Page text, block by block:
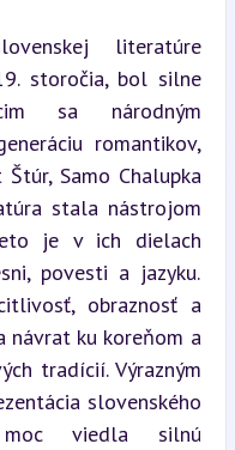
literatúre
storočia, bol silne
sa národným
romantikov,
Samo Chalupka
stala nástrojom
je v ich dielach
povesti a jazyku.
obraznosť a
návrat ku koreňom a
tradícií. Výrazným
slovenského
viedla silnú